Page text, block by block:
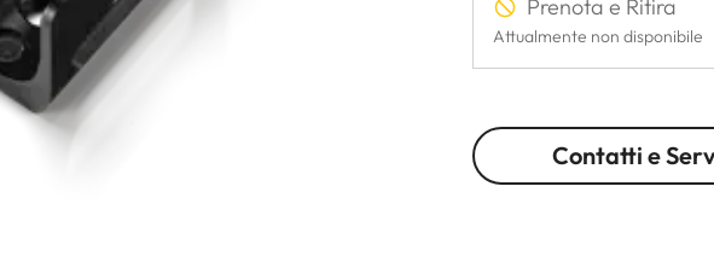
Prenota e Ritira
Attualmente non disponibile
Contatti e